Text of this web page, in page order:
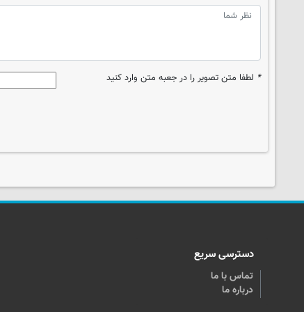
* لطفا متن تصویر را در جعبه متن وارد کنید
دسترسی سریع
تماس با ما
درباره ما